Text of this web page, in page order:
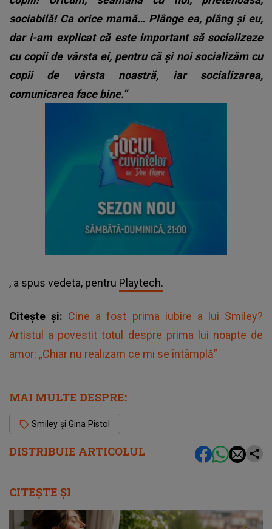
DISTRIBUIE ARTICOLUL
sociabilă! Ca orice mamă… Plânge ea, plâng și eu,
dar i-am explicat că este important să socializeze
cu copii de vârsta ei, pentru că și noi socializăm cu
copii de vârsta noastră, iar socializarea,
comunicarea face bine.”
, a spus vedeta, pentru Playtech.
Citește și: Cine a fost prima iubire a lui Smiley?
Artistul a povestit totul despre prima lui noapte de
amor: „Chiar nu realizam ce mi se întâmplă”
MAI MULTE DESPRE:
Smiley și Gina Pistol
CITEȘTE ȘI